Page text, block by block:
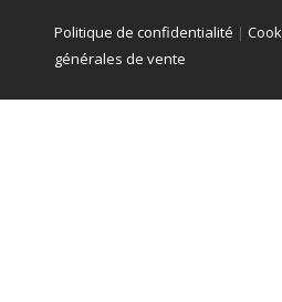
Politique de confidentialité |
générales de vente